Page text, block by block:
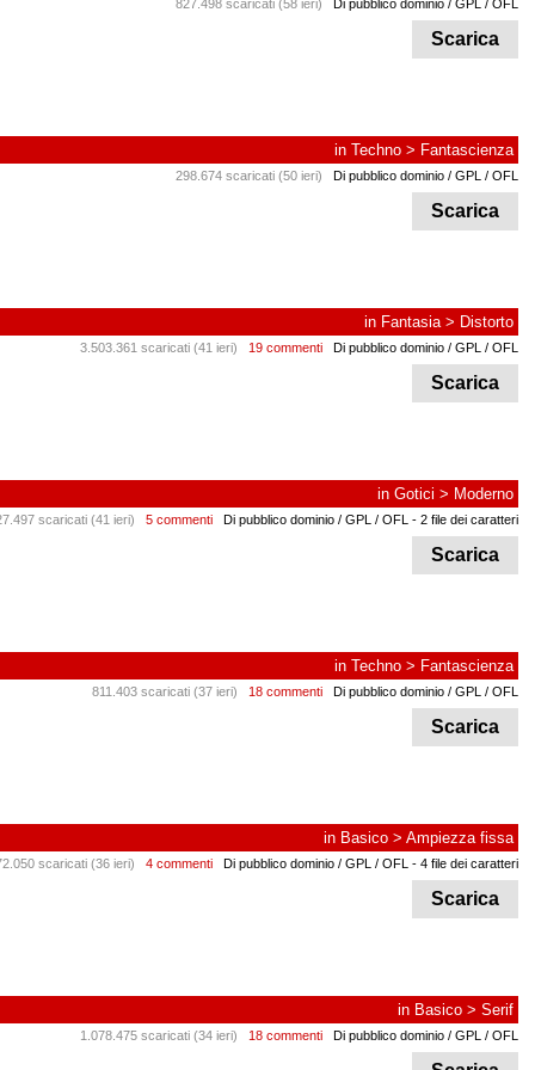
827.498 scaricati (58 ieri) Di pubblico dominio / GPL / OFL
Scarica
in Techno > Fantascienza
298.674 scaricati (50 ieri) Di pubblico dominio / GPL / OFL
Scarica
in Fantasia> Distorto
3.503.361 scaricati (41 ieri) 19 commenti Di pubblico dominio / GPL / OFL
Scarica
in Gotici > Moderno
scaricati (41 ieri) 5 commenti Di pubblico dominio / GPL / OFL - 2 file dei caratteri
Scarica
in Techno > Fantascienza
811.403 scaricati (37 ieri) 18 commenti Di pubblico dominio / GPL / OFL
Scarica
in Basico > Ampiezza fissa
scaricati (36 ieri) 4 commenti Di pubblico dominio / GPL / OFL - 4 file dei caratteri
Scarica
in Basico > Serif
1.078.475 scaricati (34 ieri) 18 commenti Di pubblico dominio / GPL / OFL